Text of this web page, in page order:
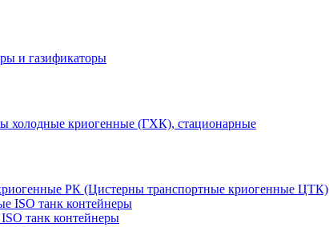
и газификаторы
холодные криогенные (ГХК), стационарные
РК (Цистерны транспортные криогенные ЦТК)
танк контейнеры